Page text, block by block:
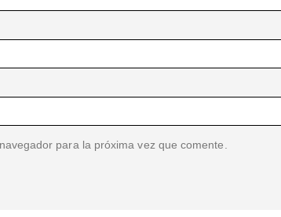
para la próxima vez que comente.